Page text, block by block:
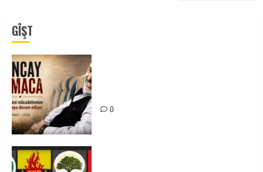
GÎŞT
0